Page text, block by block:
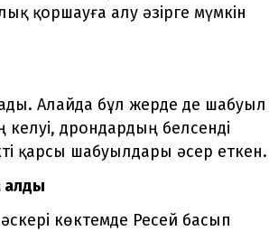
қоршауға алу әзірге мүмкін
Алайда бұл жерде де шабуыл
келуі, дрондардың белсенді
қарсы шабуылдары әсер еткен.
алды
көктемде Ресей басып